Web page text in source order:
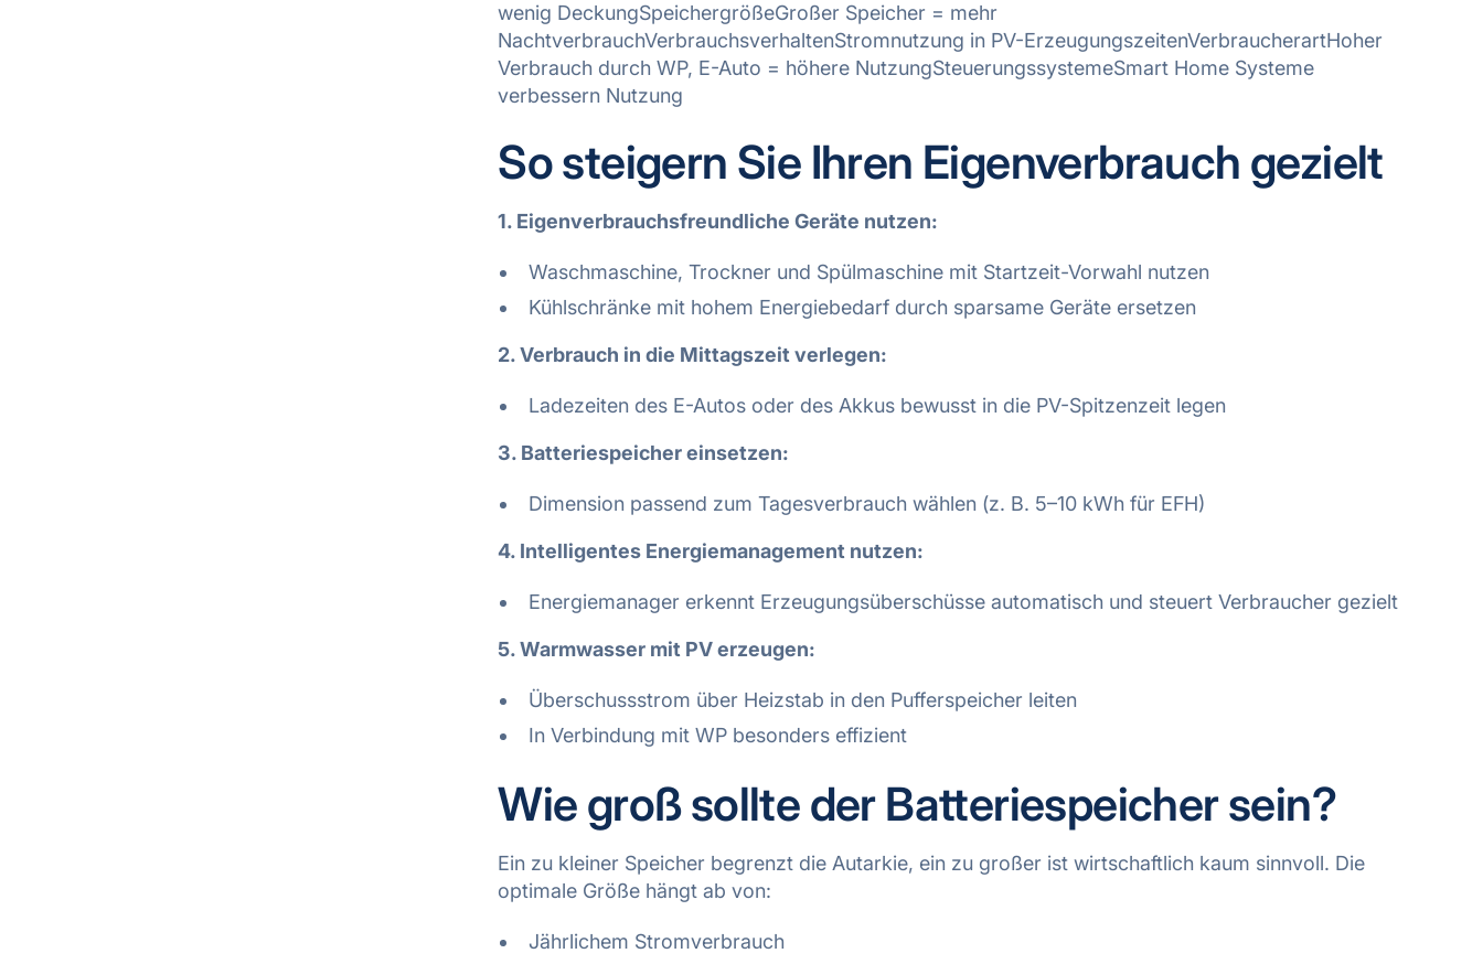
wenig DeckungSpeichergrößeGroßer Speicher = mehr
NachtverbrauchVerbrauchsverhaltenStromnutzung in PV-ErzeugungszeitenVerbraucherartHoher
Verbrauch durch WP, E-Auto = höhere NutzungSteuerungssystemeSmart Home Systeme
verbessern Nutzung
So steigern Sie Ihren Eigenverbrauch gezielt
1. Eigenverbrauchsfreundliche Geräte nutzen:
Waschmaschine, Trockner und Spülmaschine mit Startzeit-Vorwahl nutzen
Kühlschränke mit hohem Energiebedarf durch sparsame Geräte ersetzen
2. Verbrauch in die Mittagszeit verlegen:
Ladezeiten des E-Autos oder des Akkus bewusst in die PV-Spitzenzeit legen
3. Batteriespeicher einsetzen:
Dimension passend zum Tagesverbrauch wählen (z. B. 5–10 kWh für EFH)
4. Intelligentes Energiemanagement nutzen:
Energiemanager erkennt Erzeugungsüberschüsse automatisch und steuert Verbraucher gezielt
5. Warmwasser mit PV erzeugen:
Überschussstrom über Heizstab in den Pufferspeicher leiten
In Verbindung mit WP besonders effizient
Wie groß sollte der Batteriespeicher sein?
Ein zu kleiner Speicher begrenzt die Autarkie, ein zu großer ist wirtschaftlich kaum sinnvoll. Die
optimale Größe hängt ab von:
Jährlichem Stromverbrauch